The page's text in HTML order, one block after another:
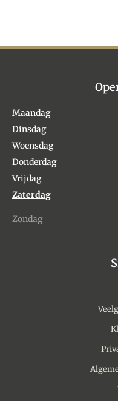
Maandag
Dinsdag
Woensdag
Donderdag
Vrijdag
Zaterdag
Zondag